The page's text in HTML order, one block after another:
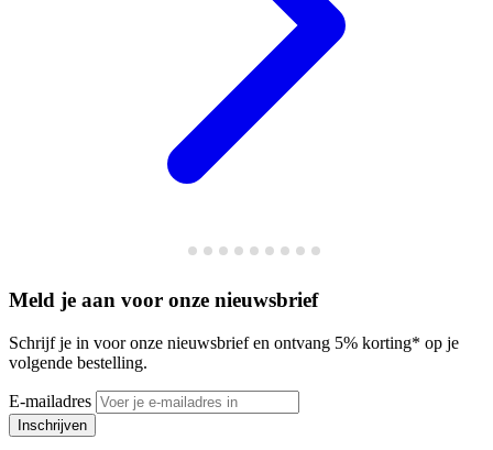
Meld je aan voor onze nieuwsbrief
Schrijf je in voor onze nieuwsbrief en ontvang 5% korting* op je
volgende bestelling.
E-mailadres
Inschrijven